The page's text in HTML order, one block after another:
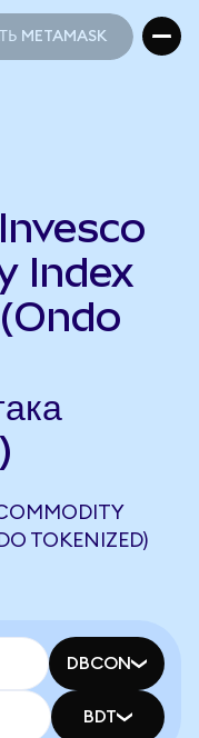
METAMASK
Invesco
Index
TOKENIZED)
DBCON
BDT